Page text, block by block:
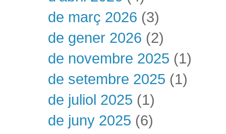
de març 2026 (3)
de gener 2026 (2)
de novembre 2025 (1)
de setembre 2025 (1)
de juliol 2025 (1)
de juny 2025 (6)